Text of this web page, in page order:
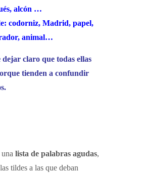
alcón …
codorniz, Madrid, papel,
animal…
dejar claro que todas ellas
tienden a confundir
lista de palabras agudas,
tildes a las que deban